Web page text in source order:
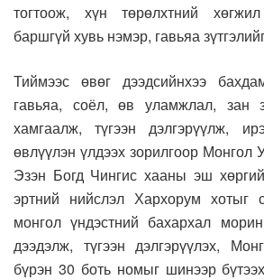
тогтоож, хүн төрөлхтний
баршгүй хувь нэмэр, гавьяа
Тиймээс өвөг дээдсийнхээ
гавьяа, соёл, өв уламжлал, зан
хамгаалж, түгээн дэлгэрүүлж,
өвлүүлэн үлдээх зорилгоор Монгол
Эзэн Богд Чингис хааны эш
эртний нийслэл Хархорум хотыг
монгол үндэстний бахархал
дээдэлж, түгээн дэлгэрүүлэх,
бүрэн 30 боть номыг шинээр